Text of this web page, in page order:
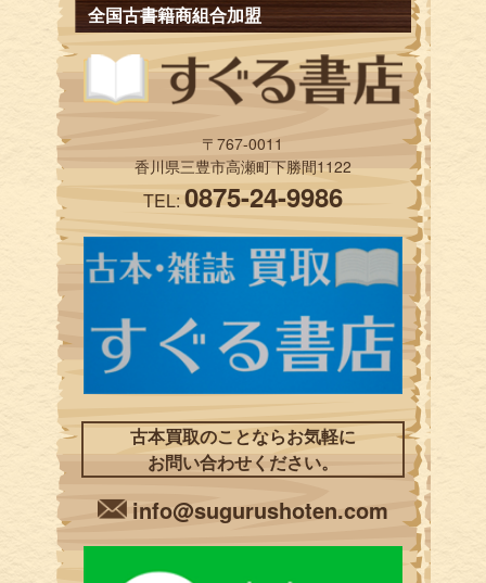
全国古書籍商組合加盟
〒767-0011
香川県三豊市高瀬町下勝間1122
TEL:0875-24-9986
古本買取のことならお気軽に
お問い合わせください。
info@sugurushoten.com